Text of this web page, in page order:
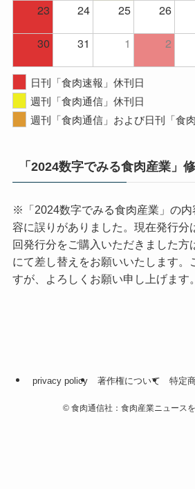
23
24 25 26
30
31 1 2
日刊「食肉速報」休刊日
週刊「食肉通信」休刊日
週刊「食肉通信」および日刊「食
「2024数字でみる食肉産業」
※「2024数字でみる食肉産業」の内
容に誤りがありました。現在発行分
回発行分をご購入いただきました方
にて差し替えをお願いいたします。
すが、よろしくお願い申し上げます。
privacy policy 著作権について 特定
©食肉通信社：食肉産業ニュース